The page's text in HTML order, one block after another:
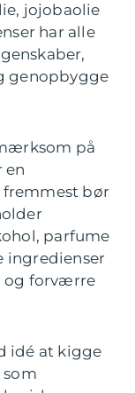
jojobaolie
har alle
genopbygge
på
en
bør
parfume
ingredienser
og forværre
idé at kigge